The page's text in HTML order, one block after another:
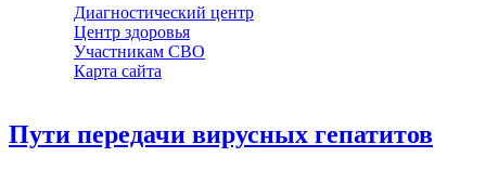
Диагностический центр
Центр здоровья
Участникам СВО
Карта сайта
Пути передачи вирусных гепатитов